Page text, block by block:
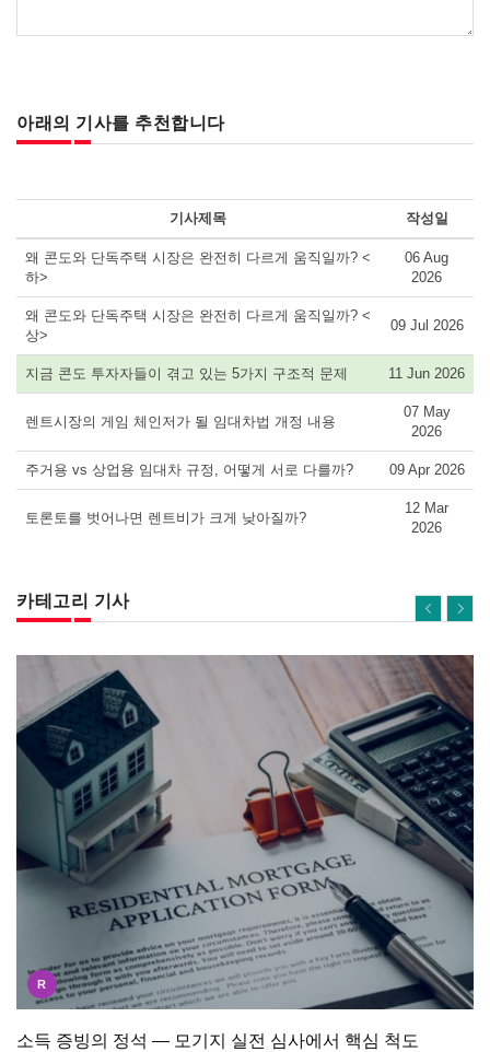
아래의 기사를 추천합니다
기사제목 작성일
왜 콘도와 단독주택 시장은 완전히 다르게 움직일까? <
하>
06 Aug
2026
왜 콘도와 단독주택 시장은 완전히 다르게 움직일까? <
상>
09 Jul 2026
지금 콘도 투자자들이 겪고 있는 5가지 구조적 문제 11 Jun 2026
렌트시장의 게임 체인저가 될 임대차법 개정 내용
07 May
2026
주거용 vs 상업용 임대차 규정, 어떻게 서로 다를까? 09 Apr 2026
토론토를 벗어나면 렌트비가 크게 낮아질까?
12 Mar
2026
카테고리 기사
R
소득 증빙의 정석 — 모기지 실전 심사에서 핵심 척도